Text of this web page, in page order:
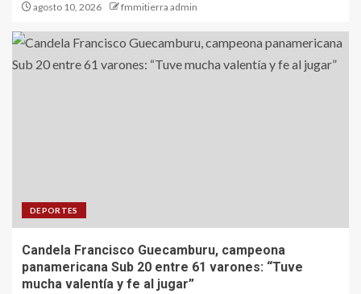
agosto 10, 2026 fmmitierra admin
DEPORTES
Candela Francisco Guecamburu, campeona
panamericana Sub 20 entre 61 varones: “Tuve
mucha valentía y fe al jugar”